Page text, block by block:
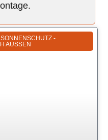
-
AUSSEN